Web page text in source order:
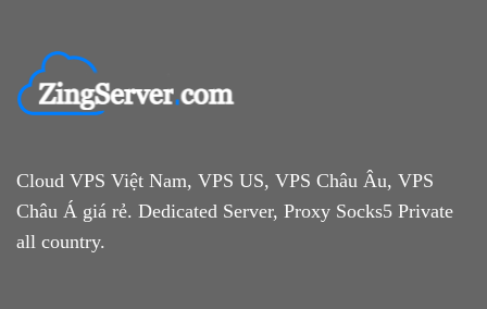
Cloud VPS Việt Nam, VPS US, VPS Châu Âu, VPS
Châu Á giá rẻ. Dedicated Server, Proxy Socks5 Private
all country.